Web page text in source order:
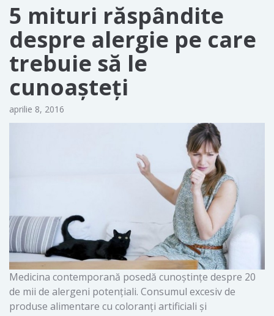
5 mituri răspândite
despre alergie pe care
trebuie să le
cunoașteți
aprilie 8, 2016
Medicina contemporană posedă cunoștințe despre 20
de mii de alergeni potențiali. Consumul excesiv de
produse alimentare cu coloranți artificiali și